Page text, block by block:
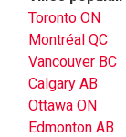
Toronto ON
Montréal QC
Vancouver BC
Calgary AB
Ottawa ON
Edmonton AB